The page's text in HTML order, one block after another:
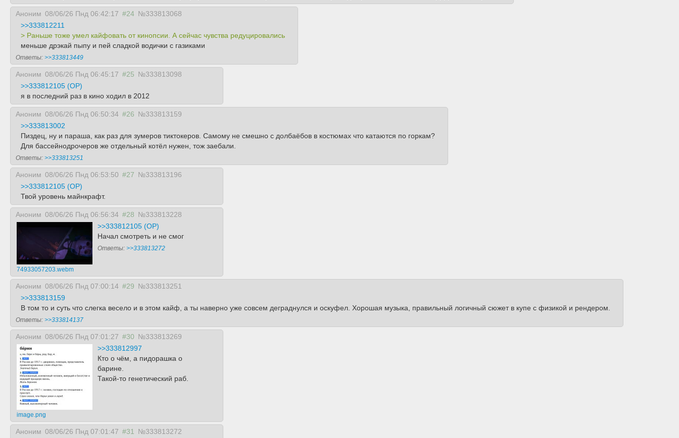
Аноним 08/06/26 Пнд 06:42:17 #24 №333813068
>>333812211
> Раньше тоже умел кайфовать от кинопсии. А сейчас чувства редуцировались
меньше дрэкай пыпу и пей сладкой водички с газиками
Ответы: >>333813449
Аноним 08/06/26 Пнд 06:45:17 #25 №333813098
>>333812105 (OP)
я в последний раз в кино ходил в 2012
Аноним 08/06/26 Пнд 06:50:34 #26 №333813159
>>333813002
Пиздец, ну и параша, как раз для зумеров тиктокеров. Самому не смешно с долбаёбов в костюмах что катаются по горкам?
Для бассейнодрочеров же отдельный котёл нужен, тож заебали.
Ответы: >>333813251
Аноним 08/06/26 Пнд 06:53:50 #27 №333813196
>>333812105 (OP)
Твой уровень майнкрафт.
Аноним 08/06/26 Пнд 06:56:34 #28 №333813228
74933057203.webm
>>333812105 (OP)
Начал смотреть и не смог
Ответы: >>333813272
Аноним 08/06/26 Пнд 07:00:14 #29 №333813251
>>333813159
В том то и суть что слегка весело и в этом кайф, а ты наверно уже совсем деграднулся и оскуфел. Хорошая музыка, правильный логичный сюжет в купе с физикой и рендером.
Ответы: >>333814137
Аноним 08/06/26 Пнд 07:01:27 #30 №333813269
image.png
>>333812997
Кто о чём, а пидорашка о
барине.
Такой-то генетический раб.
Аноним 08/06/26 Пнд 07:01:47 #31 №333813272